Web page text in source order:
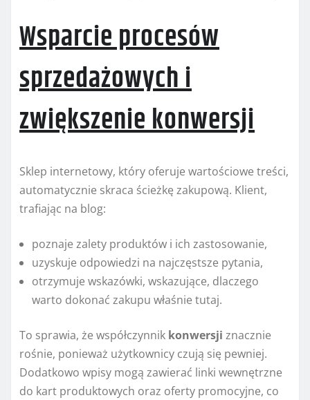
Wsparcie procesów
sprzedażowych i
zwiększenie konwersji
Sklep internetowy, który oferuje wartościowe treści,
automatycznie skraca ścieżkę zakupową. Klient,
trafiając na blog:
poznaje zalety produktów i ich zastosowanie,
uzyskuje odpowiedzi na najczęstsze pytania,
otrzymuje wskazówki, wskazujące, dlaczego
warto dokonać zakupu właśnie tutaj.
To sprawia, że współczynnik konwersji znacznie
rośnie, ponieważ użytkownicy czują się pewniej.
Dodatkowo wpisy mogą zawierać linki wewnętrzne
do kart produktowych oraz oferty promocyjne, co